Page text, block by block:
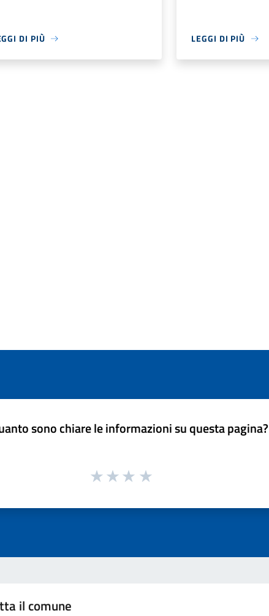
DI PIÙ LEGGI DI PIÙ
sono chiare le informazioni su questa pagina?
il comune